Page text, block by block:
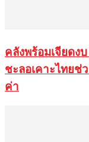
คลังพร้อมเจียดง
ชะลอเคาะไทยช่
ค่า